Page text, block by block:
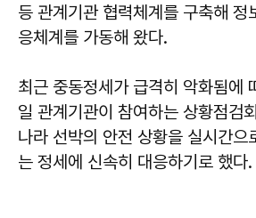
등 관계기관 협력체계를 구축해 정
응체계를 가동해 왔다.
최근 중동정세가 급격히 악화됨에
일 관계기관이 참여하는 상황점검
나라 선박의 안전 상황을 실시간으
는 정세에 신속히 대응하기로 했다.